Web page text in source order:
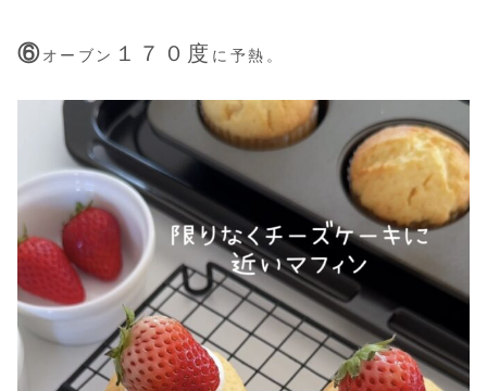
⑥オーブン １７０度 に予熱。